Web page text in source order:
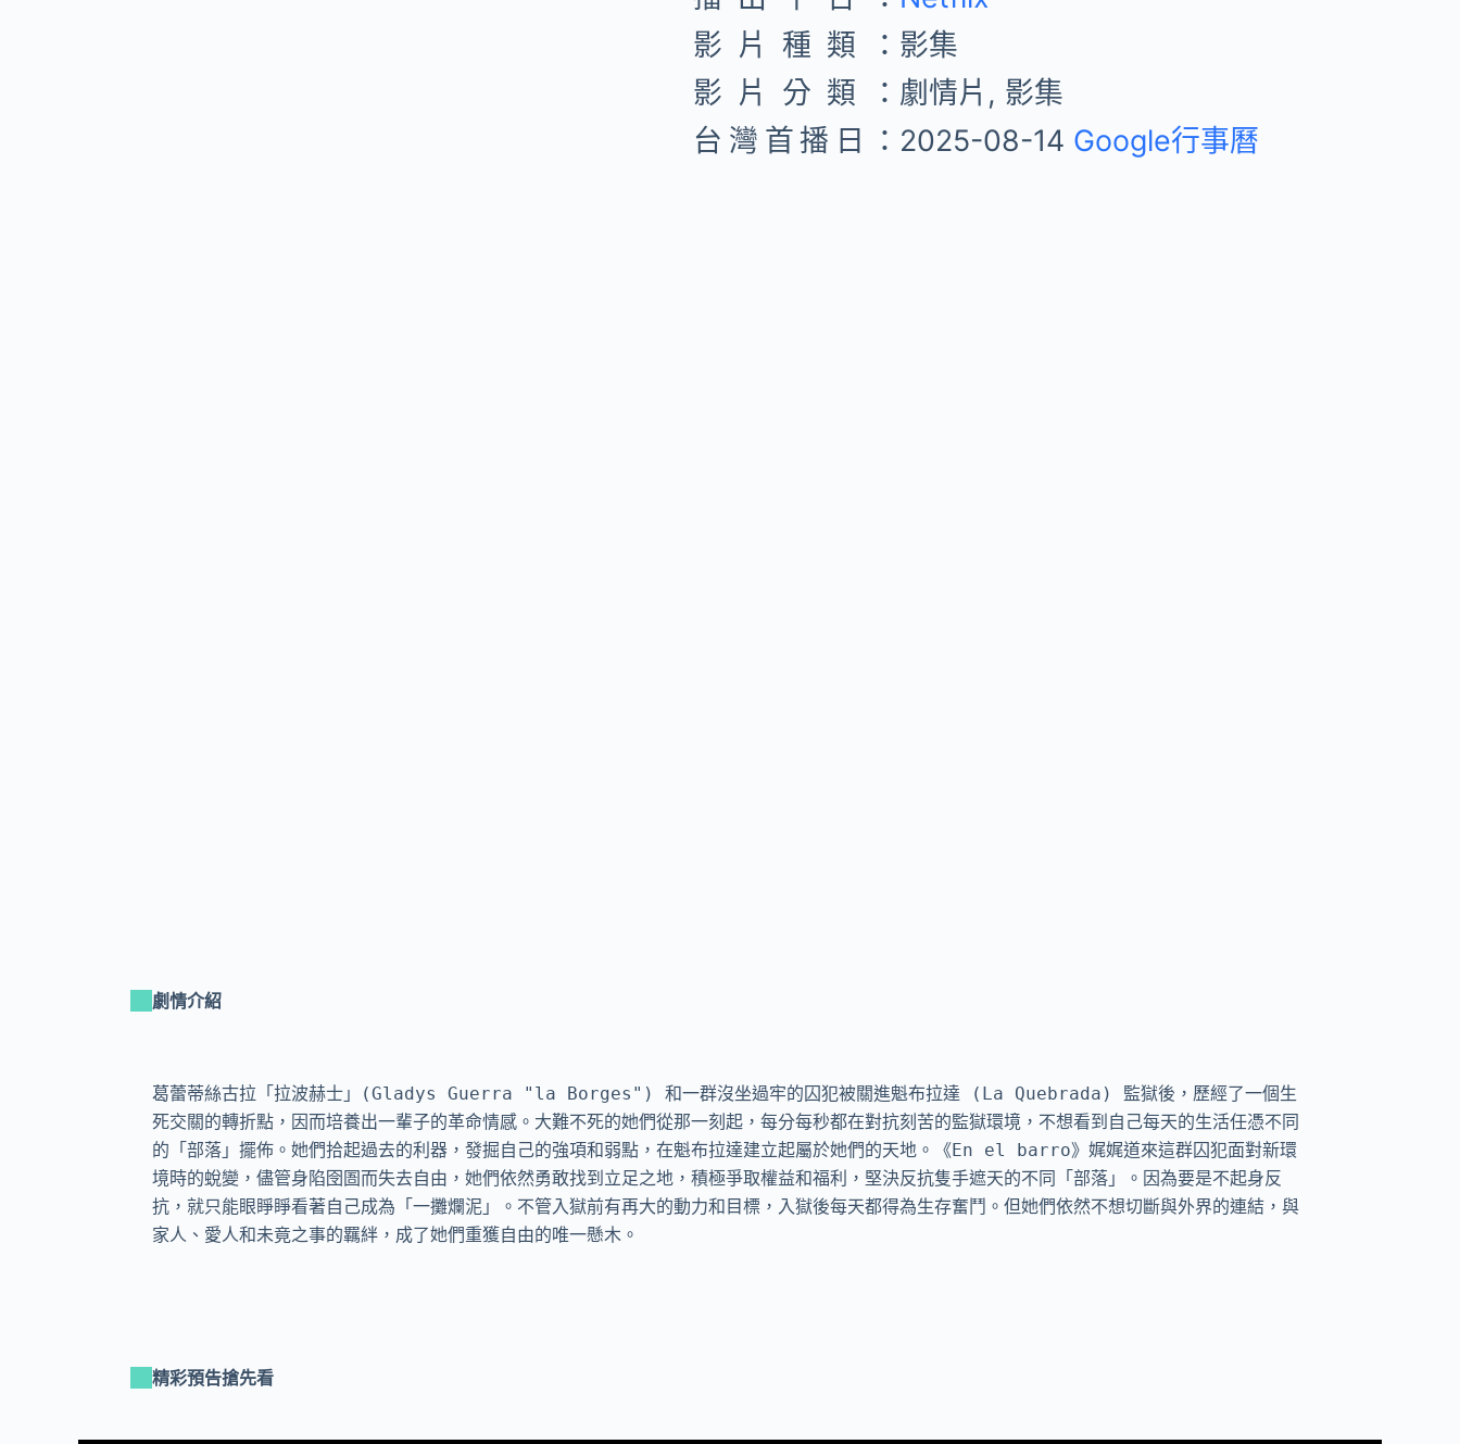
影片種類： 影集
影片分類： 劇情片, 影集
台灣首播日： 2025-08-14 Google行事曆
劇情介紹
葛蕾蒂絲古拉「拉波赫士」(Gladys Guerra "la Borges") 和一群沒坐過牢的囚犯被關進魁布拉達 (La Quebrada) 監獄後，歷經了一個生
死交關的轉折點，因而培養出一輩子的革命情感。大難不死的她們從那一刻起，每分每秒都在對抗刻苦的監獄環境，不想看到自己每天的生活任憑不同
的「部落」擺佈。她們拾起過去的利器，發掘自己的強項和弱點，在魁布拉達建立起屬於她們的天地。《En el barro》娓娓道來這群囚犯面對新環
境時的蛻變，儘管身陷囹圄而失去自由，她們依然勇敢找到立足之地，積極爭取權益和福利，堅決反抗隻手遮天的不同「部落」。因為要是不起身反
抗，就只能眼睜睜看著自己成為「一攤爛泥」。不管入獄前有再大的動力和目標，入獄後每天都得為生存奮鬥。但她們依然不想切斷與外界的連結，與
家人、愛人和未竟之事的羈絆，成了她們重獲自由的唯一懸木。
精彩預告搶先看